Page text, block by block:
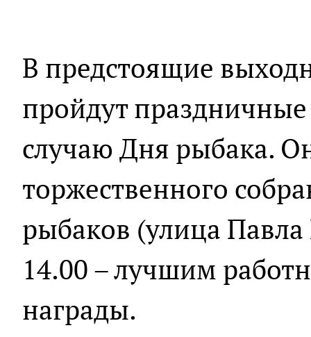
В предстоящие
пройдут
случаю Дня рыбака.
торжественного
рыбаков (улица
14.00 – лучшим
награды.